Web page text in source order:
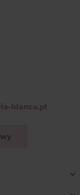
blanca.pl